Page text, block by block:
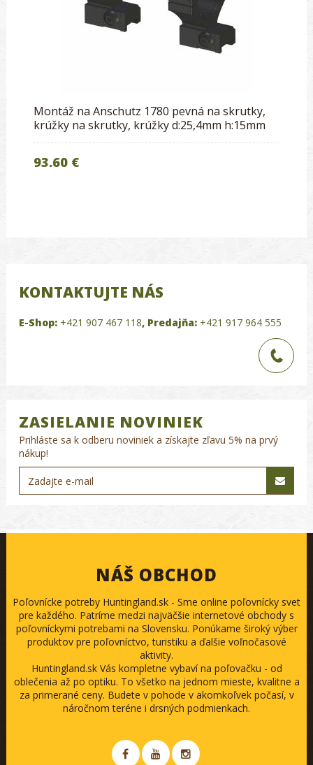
Montáž na Anschutz 1780 pevná na skrutky,
krúžky na skrutky, krúžky d:25,4mm h:15mm
93.60 €
KONTAKTUJTE NÁS
E-Shop: +421 907 467 118, Predajňa: +421 917 964 555
ZASIELANIE NOVINIEK
Prihláste sa k odberu noviniek a získajte zľavu 5% na prvý
nákup!
NÁŠ OBCHOD
Poľovnícke potreby Huntingland.sk - Sme online poľovnícky svet
pre každého. Patríme medzi najväčšie internetové obchody s
poľovníckymi potrebami na Slovensku. Ponúkame široký výber
produktov pre poľovníctvo, turistiku a ďalšie voľnočasové
aktivity.
Huntingland.sk Vás kompletne vybaví na poľovačku - od
oblečenia až po optiku. To všetko na jednom mieste, kvalitne a
za primerané ceny. Budete v pohode v akomkoľvek počasí, v
náročnom teréne i drsných podmienkach.